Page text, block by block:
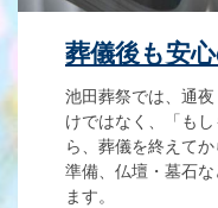
葬儀後も安
池田葬祭では、通
けではなく、「も
ら、葬儀を終えて
準備、仏壇・墓石
ます。